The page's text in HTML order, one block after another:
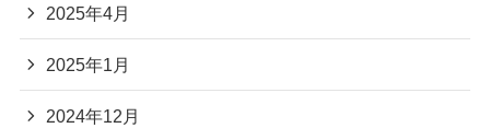
2025年4月
2025年1月
2024年12月